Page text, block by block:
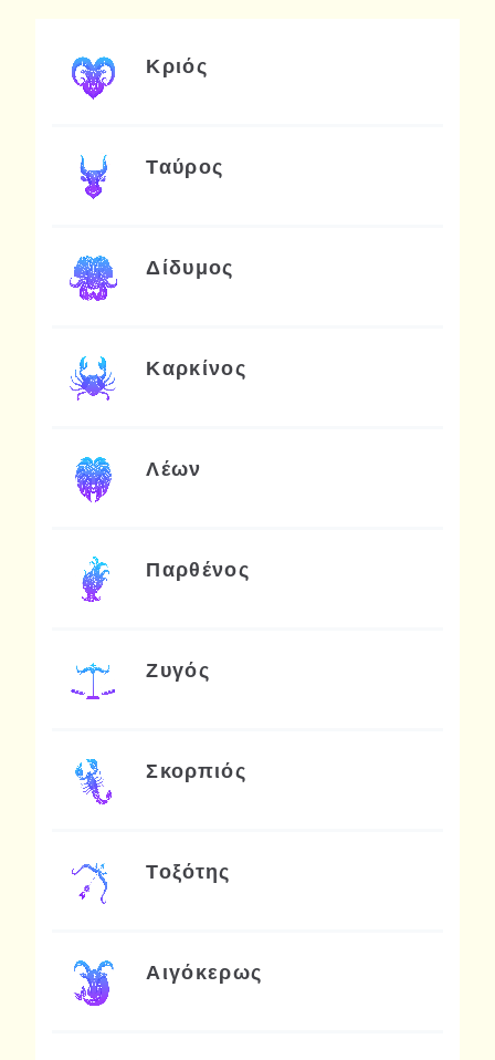
Κριός
Ταύρος
Δίδυμος
Καρκίνος
Λέων
Παρθένος
Ζυγός
Σκορπιός
Τοξότης
Αιγόκερως